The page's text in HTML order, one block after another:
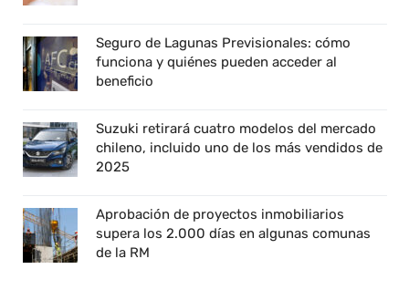
Seguro de Lagunas Previsionales: cómo
funciona y quiénes pueden acceder al
beneficio
Suzuki retirará cuatro modelos del mercado
chileno, incluido uno de los más vendidos de
2025
Aprobación de proyectos inmobiliarios
supera los 2.000 días en algunas comunas
de la RM